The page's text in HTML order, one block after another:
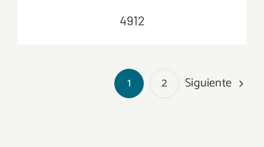
4912
1 2 Siguiente